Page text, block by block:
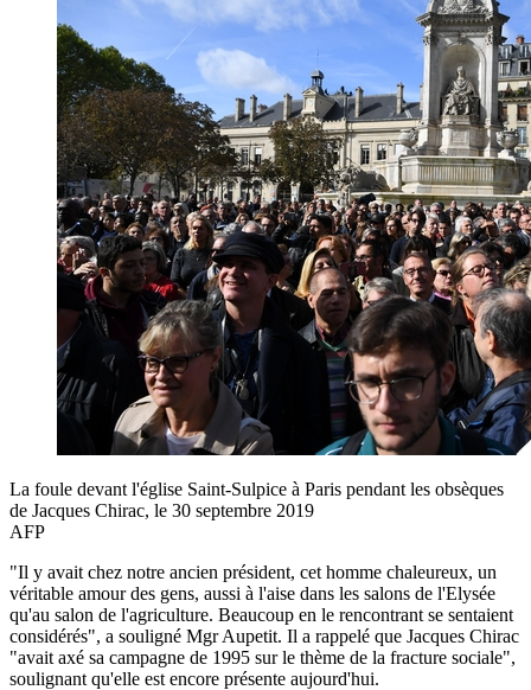
La foule devant l'église Saint-Sulpice à Paris pendant les obsèques
de Jacques Chirac, le 30 septembre 2019
AFP
"Il y avait chez notre ancien président, cet homme chaleureux, un
véritable amour des gens, aussi à l'aise dans les salons de l'Elysée
qu'au salon de l'agriculture. Beaucoup en le rencontrant se sentaient
considérés", a souligné Mgr Aupetit. Il a rappelé que Jacques Chirac
"avait axé sa campagne de 1995 sur le thème de la fracture sociale",
soulignant qu'elle est encore présente aujourd'hui.